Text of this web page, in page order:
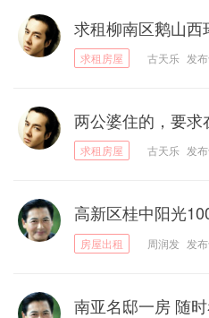
求租柳南区鹅山
古天乐 发
两公婆住的，要
古天乐 发
高新区桂中阳光
周润发 发
南亚名邸一房 随